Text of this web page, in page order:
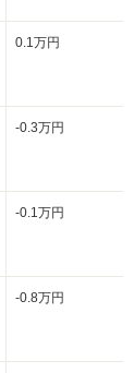
0.1万円
-0.3万円
-0.1万円
-0.8万円